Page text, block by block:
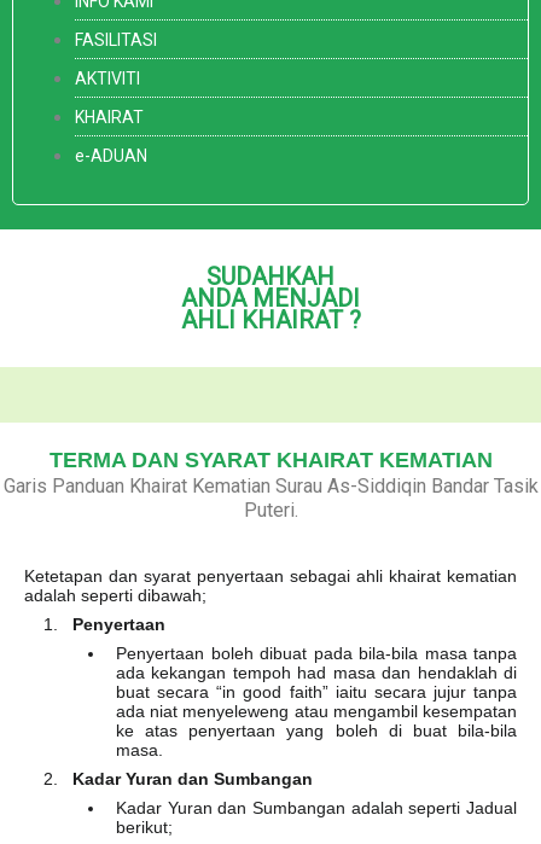
FASILITASI
AKTIVITI
KHAIRAT
e-ADUAN
SUDAHKAH
ANDA MENJADI
AHLI KHAIRAT ?
TERMA DAN SYARAT KHAIRAT KEMATIAN
Garis Panduan Khairat Kematian Surau As-Siddiqin Bandar Tasik
Puteri.
Ketetapan dan syarat penyertaan sebagai ahli khairat kematian
adalah seperti dibawah;
Penyertaan
Penyertaan boleh dibuat pada bila-bila masa tanpa
ada kekangan tempoh had masa dan hendaklah di
buat secara “in good faith” iaitu secara jujur tanpa
ada niat menyeleweng atau mengambil kesempatan
ke atas penyertaan yang boleh di buat bila-bila
masa.
Kadar Yuran dan Sumbangan
Kadar Yuran dan Sumbangan adalah seperti Jadual
berikut;